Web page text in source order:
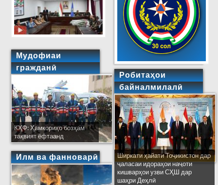
Мудофиаи
гражданӣ
КҲФ: Ҳамкориҳо бозҳам
тақвият ёфтаанд
Илм ва фанноварӣ
Робитаҳои
байналмилалӣ
Ширкати ҳайати Тоҷикистон дар
ҷаласаи идораҳои наҷоти
кишварҳои узви СҲШ дар
шаҳри Деҳлӣ